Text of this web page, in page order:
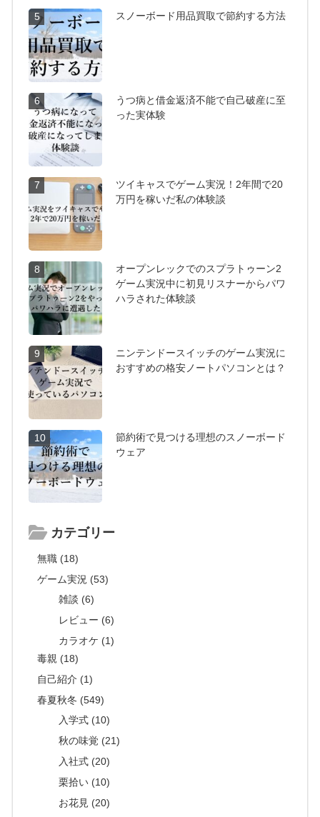
5 スノーボード用品買取で節約する方法
6
うつ病と借金返済不能で自己破産に至
った実体験
7
ツイキャスでゲーム実況！2年間で20
万円を稼いだ私の体験談
8
オープンレックでのスプラトゥーン2
ゲーム実況中に初見リスナーからパワ
ハラされた体験談
9
ニンテンドースイッチのゲーム実況に
おすすめの格安ノートパソコンとは？
10
節約術で見つける理想のスノーボード
ウェア
カテゴリー
無職 (18)
ゲーム実況 (53)
雑談 (6)
レビュー (6)
カラオケ (1)
毒親 (18)
自己紹介 (1)
春夏秋冬 (549)
入学式 (10)
秋の味覚 (21)
入社式 (20)
栗拾い (10)
お花見 (20)